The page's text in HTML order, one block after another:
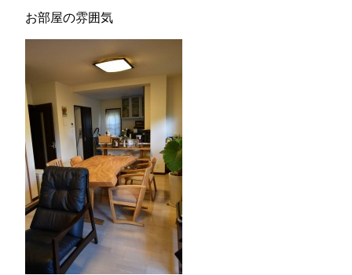
お部屋の雰囲気